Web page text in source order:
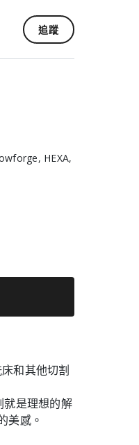
追蹤
HEXA,
和其他切割
是理想的解
美感。